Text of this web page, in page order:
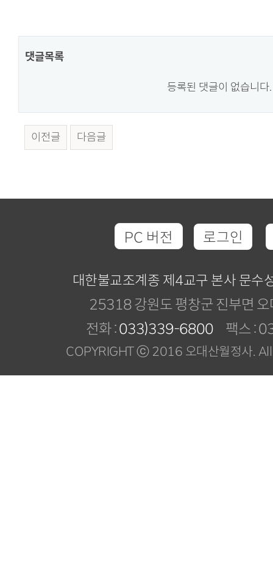
댓글목록
등록된 댓글이 없습니다.
이전글 다음글
PC 버전 로그인
대한불교조계종 제4교구 본사 문수
25318 강원도 평창군 진부면
전화 :033)339-6800 팩스 :
COPYRIGHT ⓒ 2016 오대산월정사.